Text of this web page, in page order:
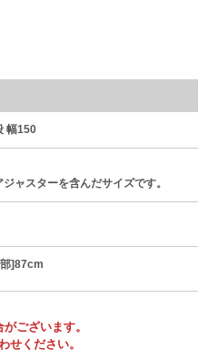
幅150
ャスターを含んだサイズです。
]87cm
ございます。
せください。